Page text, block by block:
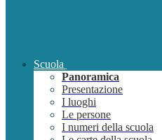
Scuola
Panoramica
Presentazione
I luoghi
Le persone
I numeri della scuola